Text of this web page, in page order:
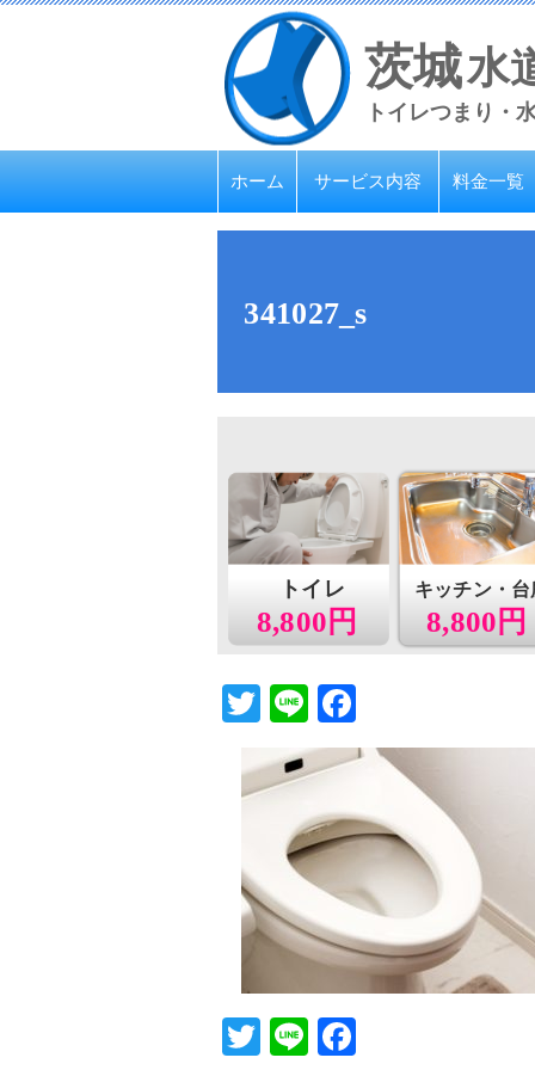
茨城水
トイレつまり・
ホーム サービス内容 料金一覧
341027_s
8,800円
トイレ
8,800円
キッチン・台
T
wi
tt
er
Li
n
e
a
e
b
o
o
k
T
Li